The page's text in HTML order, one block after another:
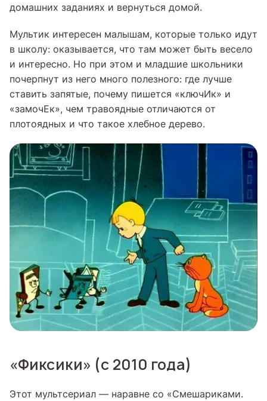
домашних заданиях и вернуться домой.
Мультик интересен малышам, которые только идут
в школу: оказывается, что там может быть весело
и интересно. Но при этом и младшие школьники
почерпнут из него много полезного: где лучше
ставить запятые, почему пишется «ключИк» и
«замочЕк», чем травоядные отличаются от
плотоядных и что такое хлебное дерево.
«Фиксики» (с 2010 года)
Этот мультсериал — наравне со «Смешариками.